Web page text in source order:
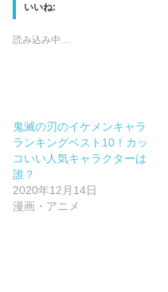
いいね:
読み込み中…
鬼滅の刃のイケメンキャラ
ランキングベスト10！カッ
コいい人気キャラクターは
誰？
2020年12月14日
漫画・アニメ